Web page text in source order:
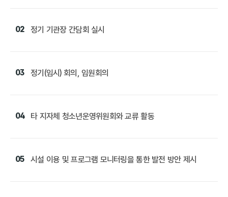
02 정기 기관장 간담회 실시
03 정기(임시) 회의, 임원회의
04 타 지자체 청소년운영위원회와 교류 활동
05 시설 이용 및 프로그램 모니터링을 통한 발전 방안 제시